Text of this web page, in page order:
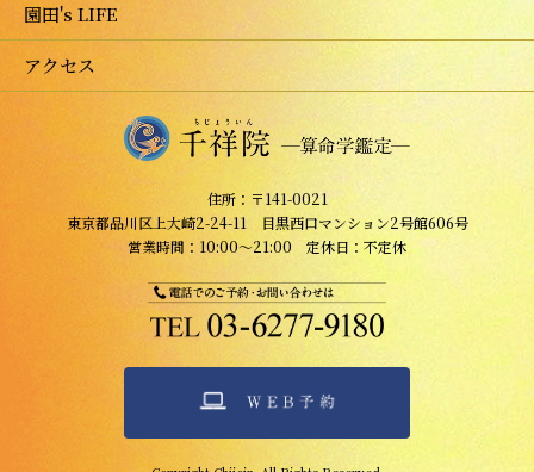
園田's LIFE
アクセス
住所：〒141-0021
東京都品川区上大崎2-24-11 目黒西口マンション2号館606号
営業時間：10:00～21:00 定休日：不定休